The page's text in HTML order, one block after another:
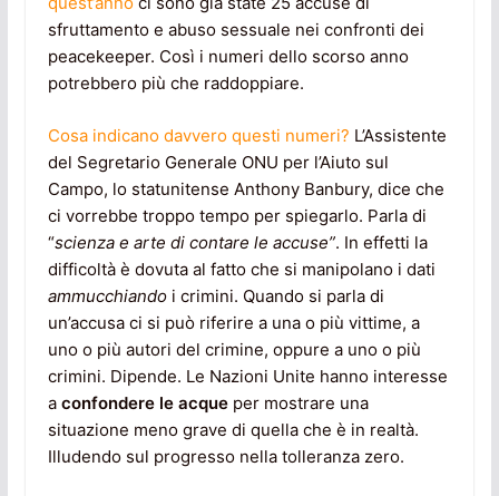
sfruttamento e abuso sessuale nei confronti dei
peacekeeper. Così i numeri dello scorso anno
potrebbero più che raddoppiare.
Cosa indicano davvero questi numeri? L’Assistente
del Segretario Generale ONU per l’Aiuto sul
Campo, lo statunitense Anthony Banbury, dice che
ci vorrebbe troppo tempo per spiegarlo. Parla di
“scienza e arte di contare le accuse”. In effetti la
difficoltà è dovuta al fatto che si manipolano i dati
ammucchiandoi crimini. Quando si parla di
un’accusa ci si può riferire a una o più vittime, a
uno o più autori del crimine, oppure a uno o più
crimini. Dipende. Le Nazioni Unite hanno interesse
a confondere le acqueper mostrare una
situazione meno grave di quella che è in realtà.
Illudendo sul progresso nella tolleranza zero.